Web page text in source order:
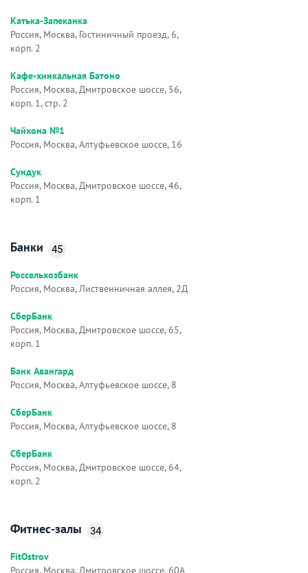
Катька-Запеканка
Россия, Москва, Гостиничный проезд, 6,
корп. 2
Кафе-хинкальная Батоно
Россия, Москва, Дмитровское шоссе, 56,
корп. 1, стр. 2
Чайхона №1
Россия, Москва, Алтуфьевское шоссе, 16
Сундук
Россия, Москва, Дмитровское шоссе, 46,
корп. 1
Банки 45
Россельхозбанк
Россия, Москва, Лиственничная аллея, 2Д
СберБанк
Россия, Москва, Дмитровское шоссе, 65,
корп. 1
Банк Авангард
Россия, Москва, Алтуфьевское шоссе, 8
СберБанк
Россия, Москва, Алтуфьевское шоссе, 8
СберБанк
Россия, Москва, Дмитровское шоссе, 64,
корп. 2
Фитнес-залы 34
FitOstrov
Россия, Москва, Дмитровское шоссе, 60А